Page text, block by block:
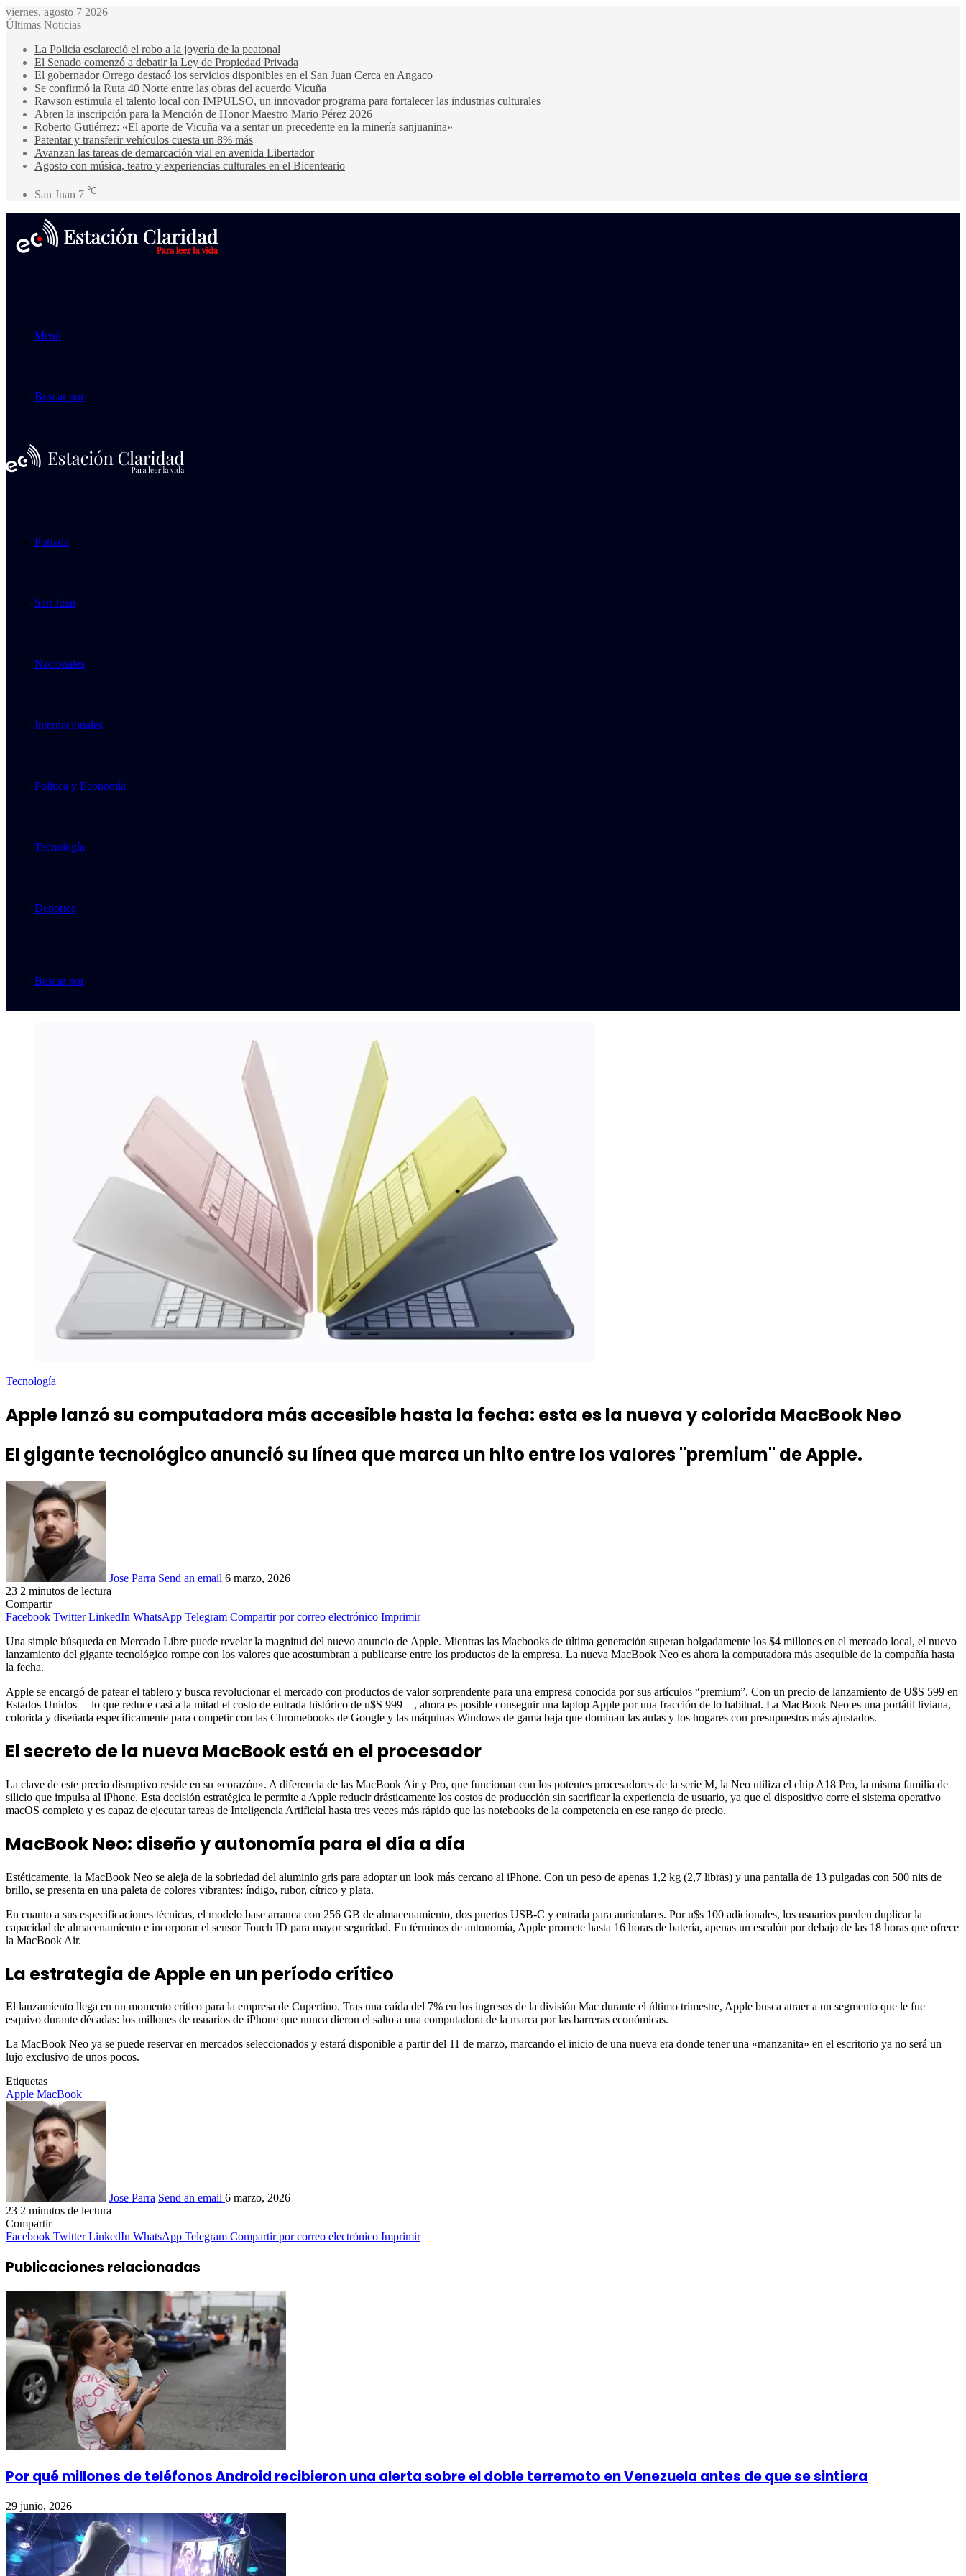
viernes, agosto 7 2026
Últimas Noticias
La Policía esclareció el robo a la joyería de la peatonal
El Senado comenzó a debatir la Ley de Propiedad Privada
El gobernador Orrego destacó los servicios disponibles en el San Juan Cerca en Angaco
Se confirmó la Ruta 40 Norte entre las obras del acuerdo Vicuña
Rawson estimula el talento local con IMPULSO, un innovador programa para fortalecer las industrias culturales
Abren la inscripción para la Mención de Honor Maestro Mario Pérez 2026
Roberto Gutiérrez: «El aporte de Vicuña va a sentar un precedente en la minería sanjuanina»
Patentar y transferir vehículos cuesta un 8% más
Avanzan las tareas de demarcación vial en avenida Libertador
Agosto con música, teatro y experiencias culturales en el Bicenteario
San Juan 7 ℃
Menú
Buscar por
Portada
San Juan
Nacionales
Internacionales
Política y Economía
Tecnología
Deportes
Buscar por
Tecnología
Apple lanzó su computadora más accesible hasta la fecha: esta es la nueva y colorida MacBook Neo
El gigante tecnológico anunció su línea que marca un hito entre los valores "premium" de Apple.
Jose Parra Send an email 6 marzo, 2026
23 2 minutos de lectura
Compartir
Facebook Twitter LinkedIn WhatsApp Telegram Compartir por correo electrónico Imprimir
Una simple búsqueda en Mercado Libre puede revelar la magnitud del nuevo anuncio de Apple. Mientras las Macbooks de última generación superan holgadamente los $4 millones en el mercado local, el nuevo
lanzamiento del gigante tecnológico rompe con los valores que acostumbran a publicarse entre los productos de la empresa. La nueva MacBook Neo es ahora la computadora más asequible de la compañía hasta
la fecha.
Apple se encargó de patear el tablero y busca revolucionar el mercado con productos de valor sorprendente para una empresa conocida por sus artículos “premium”. Con un precio de lanzamiento de U$S 599 en
Estados Unidos —lo que reduce casi a la mitad el costo de entrada histórico de u$S 999—, ahora es posible conseguir una laptop Apple por una fracción de lo habitual. La MacBook Neo es una portátil liviana,
colorida y diseñada específicamente para competir con las Chromebooks de Google y las máquinas Windows de gama baja que dominan las aulas y los hogares con presupuestos más ajustados.
El secreto de la nueva MacBook está en el procesador
La clave de este precio disruptivo reside en su «corazón». A diferencia de las MacBook Air y Pro, que funcionan con los potentes procesadores de la serie M, la Neo utiliza el chip A18 Pro, la misma familia de
silicio que impulsa al iPhone. Esta decisión estratégica le permite a Apple reducir drásticamente los costos de producción sin sacrificar la experiencia de usuario, ya que el dispositivo corre el sistema operativo
macOS completo y es capaz de ejecutar tareas de Inteligencia Artificial hasta tres veces más rápido que las notebooks de la competencia en ese rango de precio.
MacBook Neo: diseño y autonomía para el día a día
Estéticamente, la MacBook Neo se aleja de la sobriedad del aluminio gris para adoptar un look más cercano al iPhone. Con un peso de apenas 1,2 kg (2,7 libras) y una pantalla de 13 pulgadas con 500 nits de
brillo, se presenta en una paleta de colores vibrantes: índigo, rubor, cítrico y plata.
En cuanto a sus especificaciones técnicas, el modelo base arranca con 256 GB de almacenamiento, dos puertos USB-C y entrada para auriculares. Por u$s 100 adicionales, los usuarios pueden duplicar la
capacidad de almacenamiento e incorporar el sensor Touch ID para mayor seguridad. En términos de autonomía, Apple promete hasta 16 horas de batería, apenas un escalón por debajo de las 18 horas que ofrece
la MacBook Air.
La estrategia de Apple en un período crítico
El lanzamiento llega en un momento crítico para la empresa de Cupertino. Tras una caída del 7% en los ingresos de la división Mac durante el último trimestre, Apple busca atraer a un segmento que le fue
esquivo durante décadas: los millones de usuarios de iPhone que nunca dieron el salto a una computadora de la marca por las barreras económicas.
La MacBook Neo ya se puede reservar en mercados seleccionados y estará disponible a partir del 11 de marzo, marcando el inicio de una nueva era donde tener una «manzanita» en el escritorio ya no será un
lujo exclusivo de unos pocos.
Etiquetas
Apple MacBook
Jose Parra Send an email 6 marzo, 2026
23 2 minutos de lectura
Compartir
Facebook Twitter LinkedIn WhatsApp Telegram Compartir por correo electrónico Imprimir
Publicaciones relacionadas
Por qué millones de teléfonos Android recibieron una alerta sobre el doble terremoto en Venezuela antes de que se sintiera
29 junio, 2026